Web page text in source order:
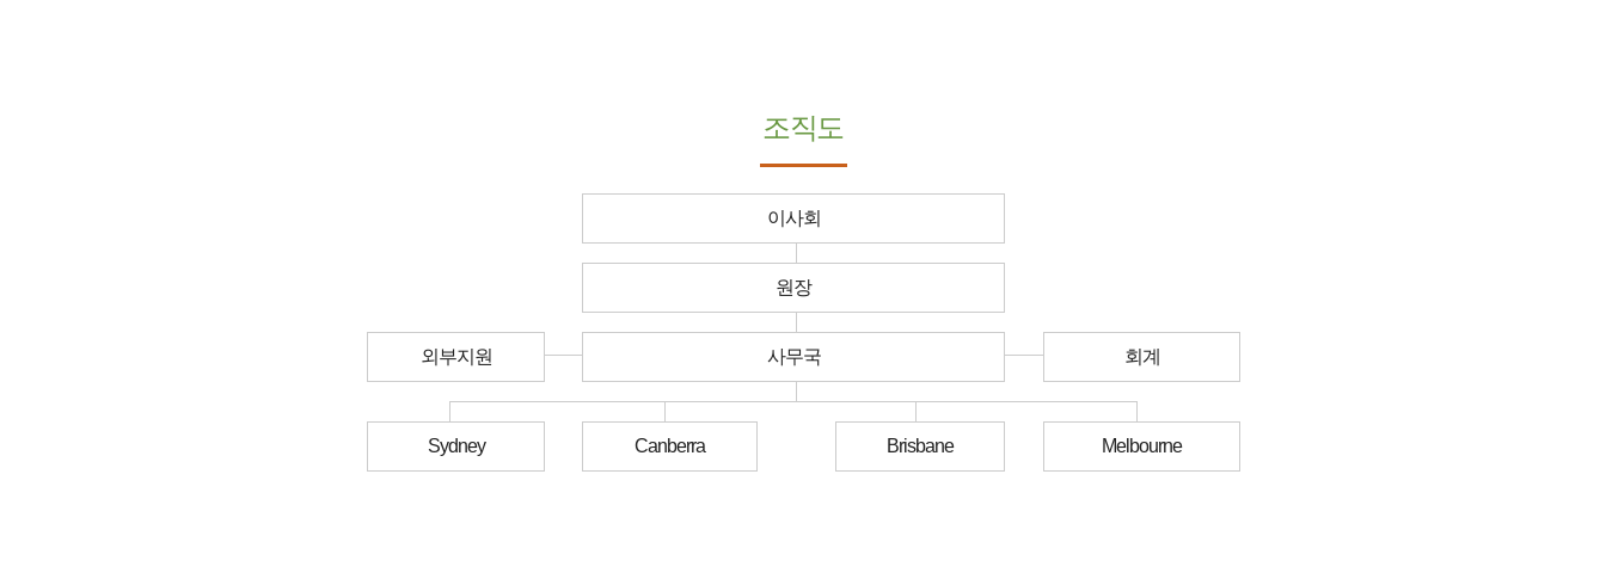
조직도
이사회
원장
외부지원 사무국 회계
Sydney Canberra Brisbane Melbourne